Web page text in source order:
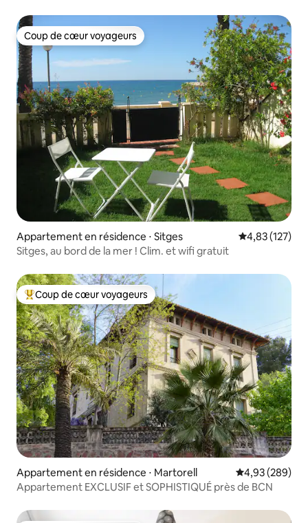
Coup de cœur voyageurs
Coup de cœur voyageurs
Appartement en résidence ⋅ Sitges Évaluation
4,83 (127)
Sitges, au bord de la mer ! Clim. et wifi gratuit
Coups de cœur voyageurs les plus appréciés
Coup de cœur voyageurs
Appartement en résidence ⋅ Martorell Évaluation
4,93 (289)
Appartement EXCLUSIF et SOPHISTIQUÉ près de BCN